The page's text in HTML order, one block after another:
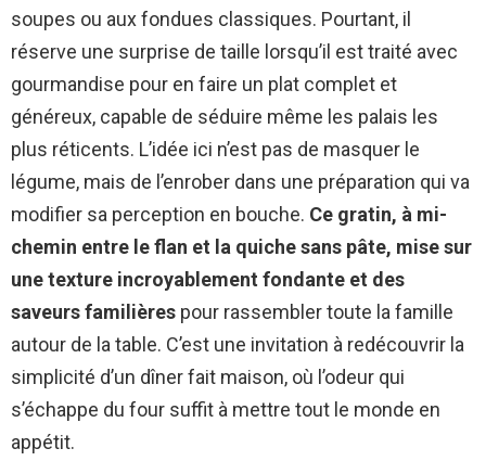
soupes ou aux fondues classiques. Pourtant, il
réserve une surprise de taille lorsqu’il est traité avec
gourmandise pour en faire un plat complet et
généreux, capable de séduire même les palais les
plus réticents. L’idée ici n’est pas de masquer le
légume, mais de l’enrober dans une préparation qui va
modifier sa perception en bouche. Ce gratin, à mi-
chemin entre le flan et la quiche sans pâte, mise sur
une texture incroyablement fondante et des
saveurs familières pour rassembler toute la famille
autour de la table. C’est une invitation à redécouvrir la
simplicité d’un dîner fait maison, où l’odeur qui
s’échappe du four suffit à mettre tout le monde en
appétit.